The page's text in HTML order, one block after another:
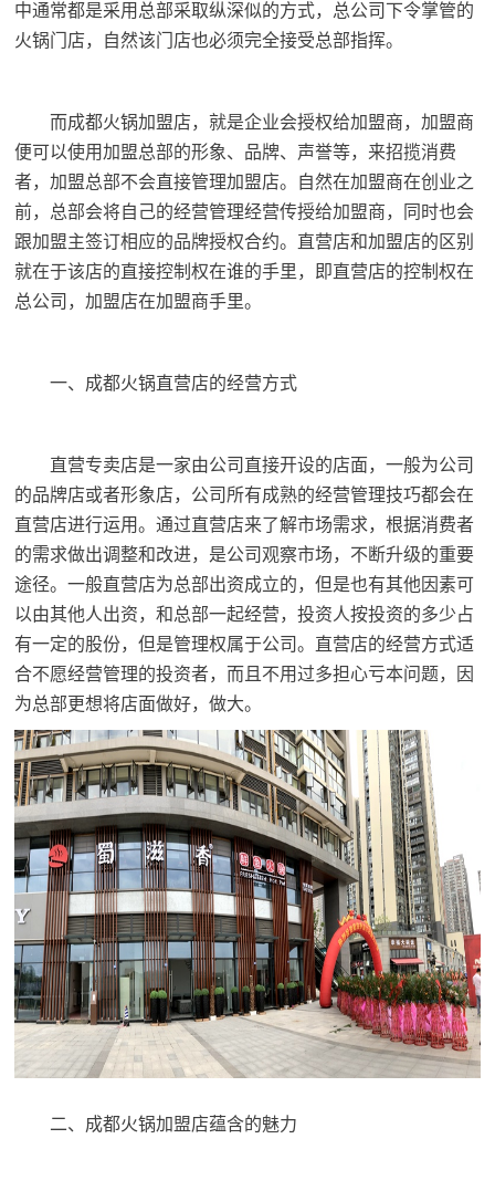
中通常都是采用总部采取纵深似的方式，总公司下令掌管的
火锅门店，自然该门店也必须完全接受总部指挥。
而成都火锅加盟店，就是企业会授权给加盟商，加盟商
便可以使用加盟总部的形象、品牌、声誉等，来招揽消费
者，加盟总部不会直接管理加盟店。自然在加盟商在创业之
前，总部会将自己的经营管理经营传授给加盟商，同时也会
跟加盟主签订相应的品牌授权合约。直营店和加盟店的区别
就在于该店的直接控制权在谁的手里，即直营店的控制权在
总公司，加盟店在加盟商手里。
一、成都火锅直营店的经营方式
直营专卖店是一家由公司直接开设的店面，一般为公司
的品牌店或者形象店，公司所有成熟的经营管理技巧都会在
直营店进行运用。通过直营店来了解市场需求，根据消费者
的需求做出调整和改进，是公司观察市场，不断升级的重要
途径。一般直营店为总部出资成立的，但是也有其他因素可
以由其他人出资，和总部一起经营，投资人按投资的多少占
有一定的股份，但是管理权属于公司。直营店的经营方式适
合不愿经营管理的投资者，而且不用过多担心亏本问题，因
为总部更想将店面做好，做大。
二、成都火锅加盟店蕴含的魅力